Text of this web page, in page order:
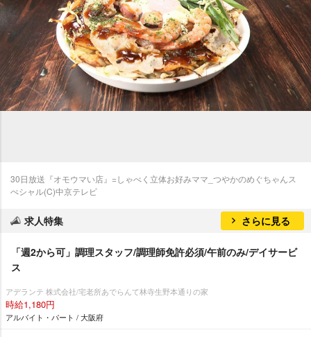
30日放送『オモウマい店』=しゃべく立体お好みママ_つやかのめぐちゃんス
ぺシャル(C)中京テレビ
求人特集 さらに見る
「週2から可」調理スタッフ/調理師免許必須/午前のみ/デイサービ
ス
アデランテ 株式会社/宅老所あでらんて林寺生野本通りの家
時給1,180円
アルバイト・パート / 大阪府